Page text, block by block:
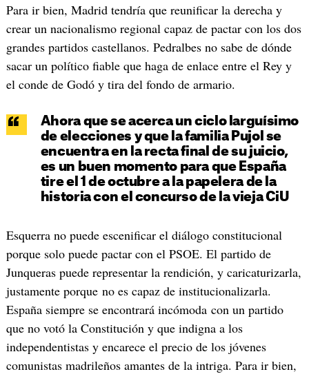
Para ir bien, Madrid tendría que reunificar la derecha y
crear un nacionalismo regional capaz de pactar con los dos
grandes partidos castellanos. Pedralbes no sabe de dónde
sacar un político fiable que haga de enlace entre el Rey y
el conde de Godó y tira del fondo de armario.
Ahora que se acerca un ciclo larguísimo
de elecciones y que la familia Pujol se
encuentra en la recta final de su juicio,
es un buen momento para que España
tire el 1 de octubre a la papelera de la
historia con el concurso de la vieja CiU
Esquerra no puede escenificar el diálogo constitucional
porque solo puede pactar con el PSOE. El partido de
Junqueras puede representar la rendición, y caricaturizarla,
justamente porque no es capaz de institucionalizarla.
España siempre se encontrará incómoda con un partido
que no votó la Constitución y que indigna a los
independentistas y encarece el precio de los jóvenes
comunistas madrileños amantes de la intriga. Para ir bien,